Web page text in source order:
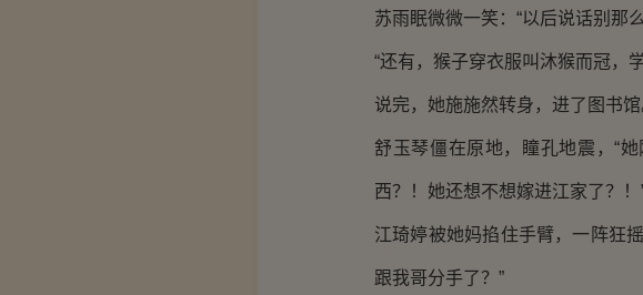
苏雨眠微微一笑：“以后说话别
“还有，猴子穿衣服叫沐猴而冠，
说完，她施施然转身，进了图书馆
舒玉琴僵在原地，瞳孔地震，“
西？！她还想不想嫁进江家了？！
江琦婷被她妈掐住手臂，一阵狂
跟我哥分手了？”